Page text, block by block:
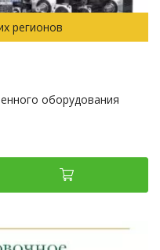
регионов
оборудования